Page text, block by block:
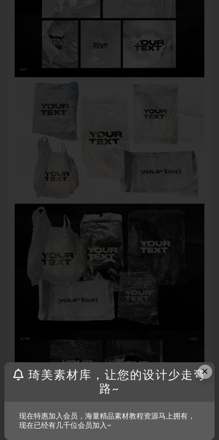
×
琦美素材库，让您的设计少走弯
路~
现在特惠加入会员，海量精品素材教程资源马上拥有，
现在已经有几千位会员加入~